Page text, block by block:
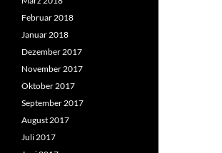
Februar 2018
Januar 2018
Dezember 2017
November 2017
Oktober 2017
September 2017
August 2017
Juli 2017